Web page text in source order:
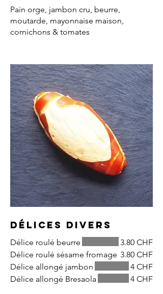
Pain orge, jambon cru, beurre,
moutarde, mayonnaise maison,
cornichons & tomates
Délices divers
Délice roulé beurre
3.80 CHF
Délice roulé sésame fromage 3.80 CHF
Délice allongé jambon
4 CHF
Délice allongé Bresaola
4 CHF